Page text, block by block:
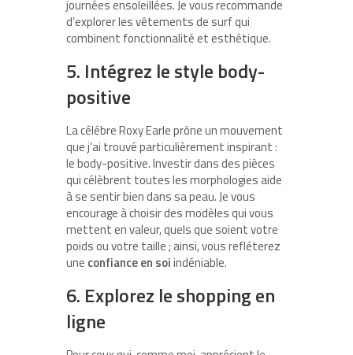
journées ensoleillées. Je vous recommande
d’explorer les vêtements de surf qui
combinent fonctionnalité et esthétique.
5. Intégrez le style body-
positive
La célébre Roxy Earle prône un mouvement
que j’ai trouvé particulièrement inspirant :
le body-positive. Investir dans des pièces
qui célèbrent toutes les morphologies aide
à se sentir bien dans sa peau. Je vous
encourage à choisir des modèles qui vous
mettent en valeur, quels que soient votre
poids ou votre taille ; ainsi, vous refléterez
une confiance en soiindéniable.
6. Explorez le shopping en
ligne